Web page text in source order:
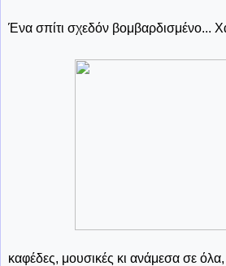
Ένα σπίτι σχεδόν βομβαρδισμένο...
καφέδες, μουσικές κι ανάμεσα σε